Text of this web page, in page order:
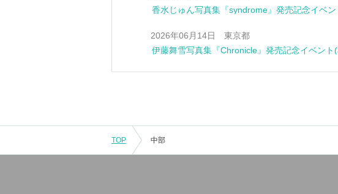
香水じゅん写真集『syndrome』発売記念イベ
2026年06月14日 東京都
伊藤舞雪写真集『Chronicle』発売記念イベント
TOP 中部